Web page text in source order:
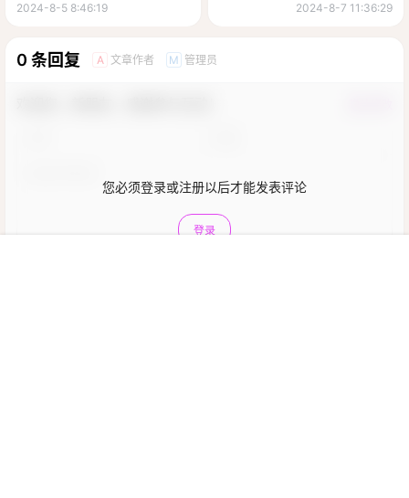
2024-8-5 8:46:19 2024-8-7 11:36:29
0 条回复 A 文章作者 M 管理员
您必须登录或注册以后才能发表评论
登录